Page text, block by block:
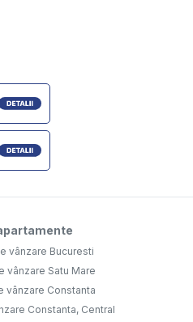
vânzare Bucuresti
vânzare Satu Mare
vânzare Constanta
Constanta, Central